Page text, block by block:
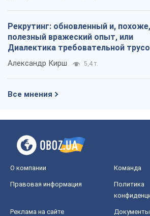
Рекрутинг: обновленный и, похоже,
полезный вражеский опыт, или
Диалектика требовательной
Александр Кирш 5,4 т.
Все мнения
О компании Команда
Правовая информация
Политика
Реклама на сайте Документы